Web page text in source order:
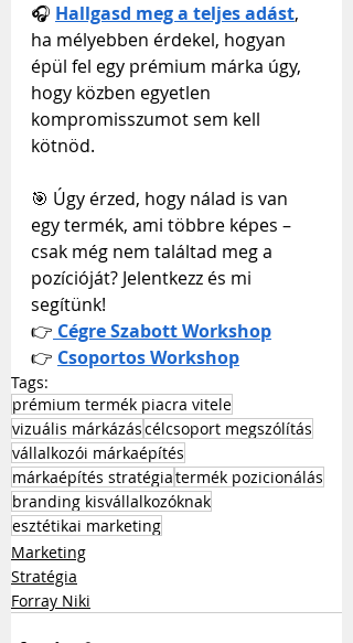
🎧 Hallgasd meg a teljes adást,
ha mélyebben érdekel, hogyan
épül fel egy prémium márka úgy,
hogy közben egyetlen
kompromisszumot sem kell
kötnöd.
🎯 Úgy érzed, hogy nálad is van
egy termék, ami többre képes –
csak még nem találtad meg a
pozícióját? Jelentkezz és mi
segítünk!
👉 Cégre Szabott Workshop
👉 Csoportos Workshop
Tags:
prémium termék piacra vitele
vizuális márkázáscélcsoport megszólítás
vállalkozói márkaépítés
márkaépítés stratégiatermék pozicionálás
branding kisvállalkozóknak
esztétikai marketing
Marketing
Stratégia
Forray Niki